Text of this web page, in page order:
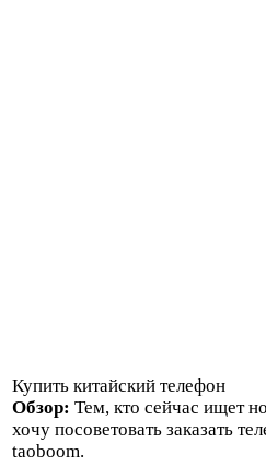
Купить китайский телефон
Обзор: Тем, кто сейчас ищет
хочу посоветовать заказать
taoboom.